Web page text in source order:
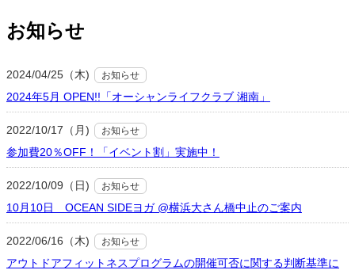
お知らせ
2024/04/25（木) お知らせ
2024年5月 OPEN!!「オーシャンライフクラブ 湘南」
2022/10/17（月) お知らせ
参加費20％OFF！「イベント割」実施中！
2022/10/09（日) お知らせ
10月10日 OCEAN SIDEヨガ @横浜大さん橋中止のご案内
2022/06/16（木) お知らせ
アウトドアフィットネスプログラムの開催可否に関する判断基準に